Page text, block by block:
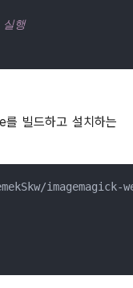
행
빌드하고 설치하는